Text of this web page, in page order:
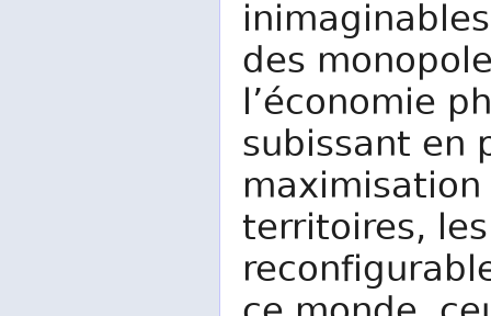
des
l’économie
subissant en
territoires,